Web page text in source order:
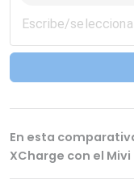
En esta
XCharge con el